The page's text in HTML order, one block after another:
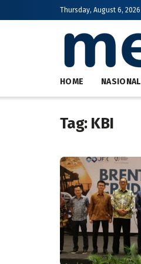
Thursday, August 6, 2026
HOME NASIONAL
Tag: KBI